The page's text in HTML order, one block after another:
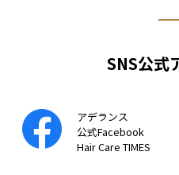
SNS公式
アデランス
公式Facebook
Hair Care TIMES